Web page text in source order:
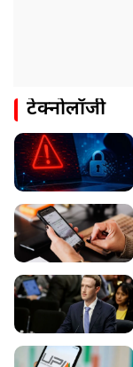
टेक्नोलॉजी